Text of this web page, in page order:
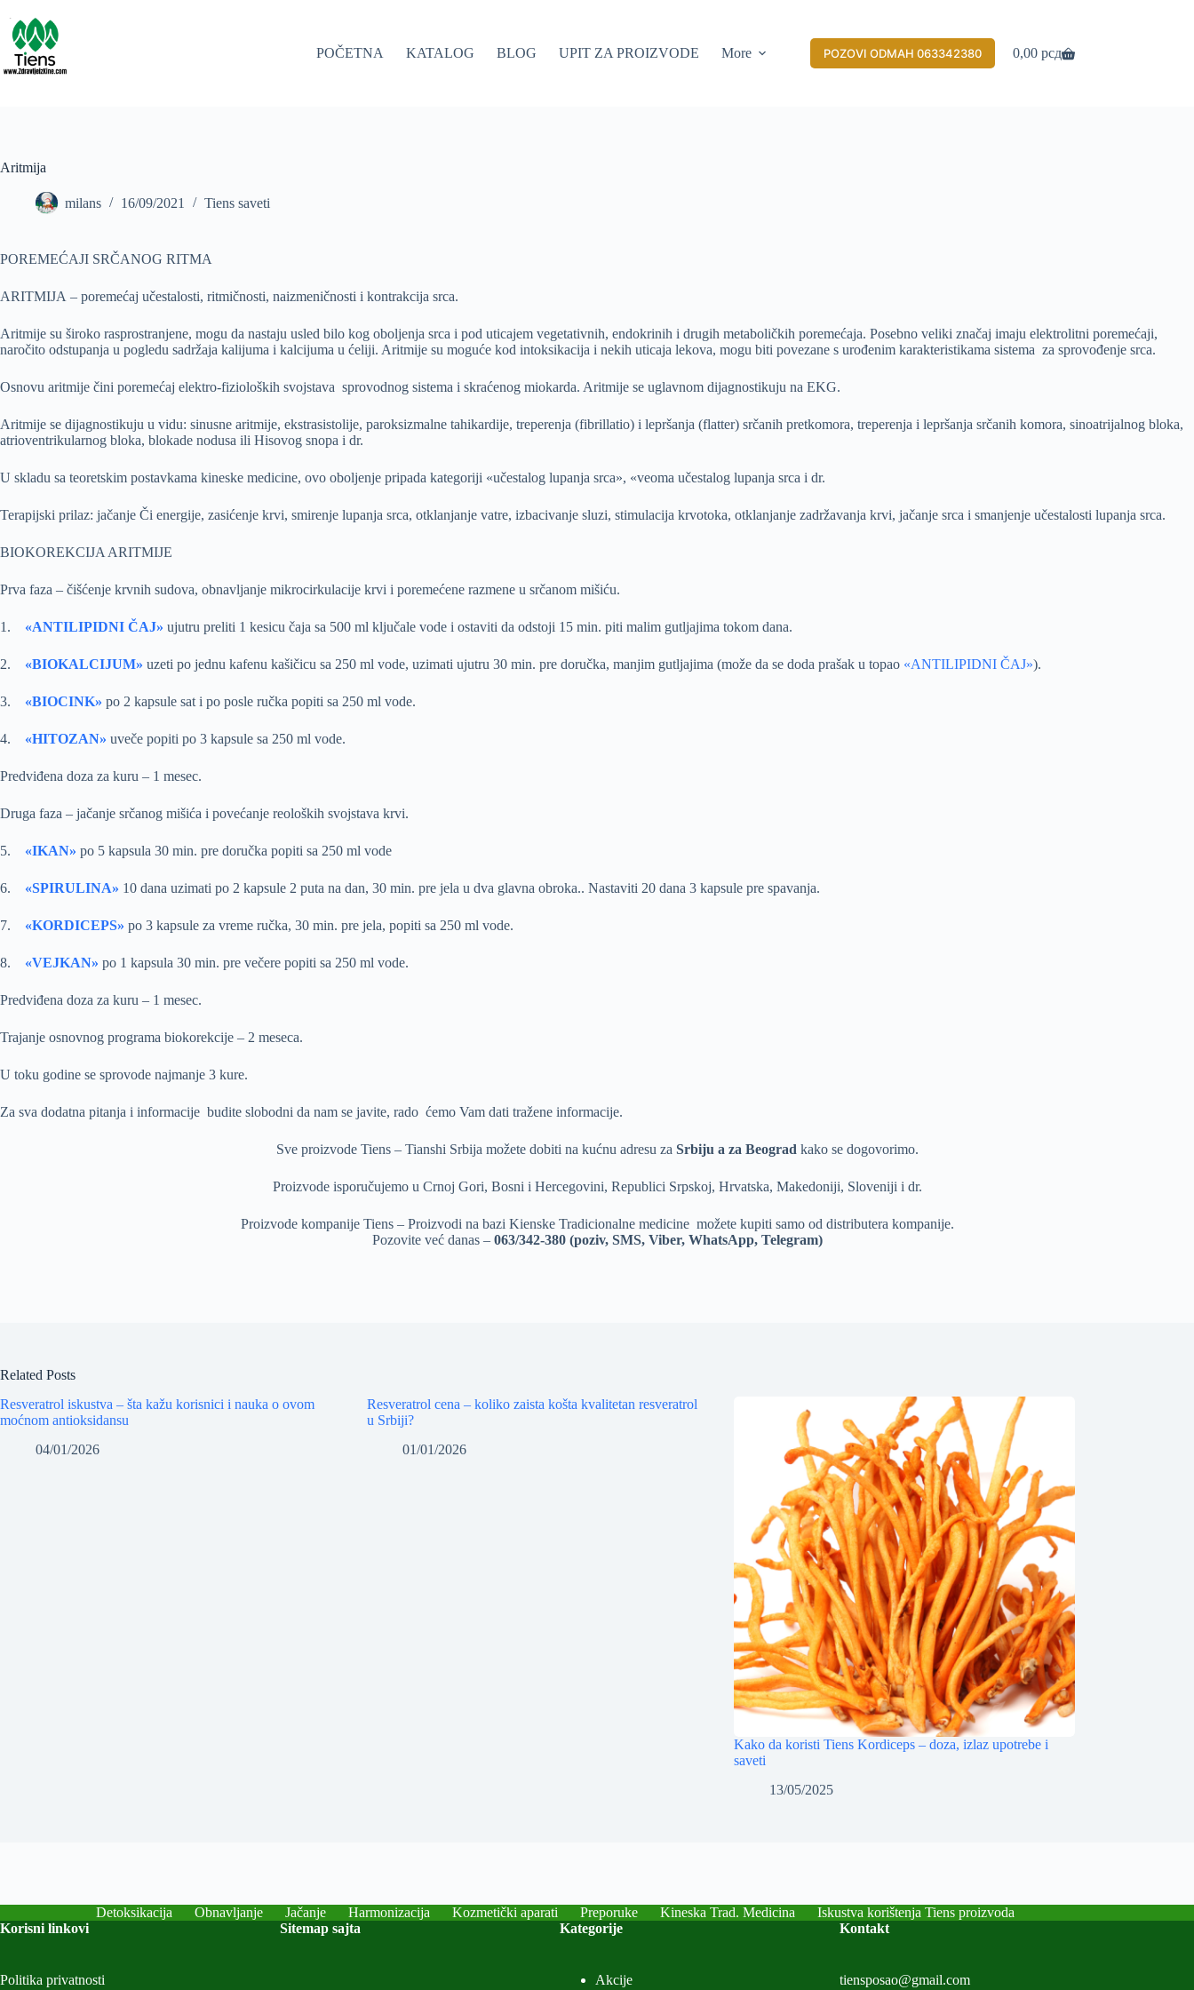
content
POČETNA
KATALOG BLOG UPIT ZA PROIZVODE More POZOVI ODMAH 063342380
Shopping
0,00 рсд
Aritmija
milans 16/09/2021 Tiens saveti
POREMEĆAJI SRČANOG RITMA
ARITMIJA – poremećaj učestalosti, ritmičnosti, naizmeničnosti i kontrakcija srca.
Aritmije su široko rasprostranjene, mogu da nastaju usled bilo kog oboljenja srca i pod uticajem vegetativnih, endokrinih i drugih metaboličkih poremećaja. Posebno veliki značaj imaju elektrolitni poremećaji,
naročito odstupanja u pogledu sadržaja kalijuma i kalcijuma u ćeliji. Aritmije su moguće kod intoksikacija i nekih uticaja lekova, mogu biti povezane s urođenim karakteristikama sistema za sprovođenje srca.
Osnovu aritmije čini poremećaj elektro-fizioloških svojstava sprovodnog sistema i skraćenog miokarda. Aritmije se uglavnom dijagnostikuju na EKG.
Aritmije se dijagnostikuju u vidu: sinusne aritmije, ekstrasistolije, paroksizmalne tahikardije, treperenja (fibrillatio) i lepršanja (flatter) srčanih pretkomora, treperenja i lepršanja srčanih komora, sinoatrijalnog bloka,
atrioventrikularnog bloka, blokade nodusa ili Hisovog snopa i dr.
U skladu sa teoretskim postavkama kineske medicine, ovo oboljenje pripada kategoriji «učestalog lupanja srca», «veoma učestalog lupanja srca i dr.
Terapijski prilaz: jačanje Či energije, zasićenje krvi, smirenje lupanja srca, otklanjanje vatre, izbacivanje sluzi, stimulacija krvotoka, otklanjanje zadržavanja krvi, jačanje srca i smanjenje učestalosti lupanja srca.
BIOKOREKCIJA ARITMIJE
Prva faza – čišćenje krvnih sudova, obnavljanje mikrocirkulacije krvi i poremećene razmene u srčanom mišiću.
1. «ANTILIPIDNI ČAJ» ujutru preliti 1 kesicu čaja sa 500 ml ključale vode i ostaviti da odstoji 15 min. piti malim gutljajima tokom dana.
2. «BIOKALCIJUM» uzeti po jednu kafenu kašičicu sa 250 ml vode, uzimati ujutru 30 min. pre doručka, manjim gutljajima (može da se doda prašak u topao «ANTILIPIDNI ČAJ»).
3. «BIOCINK» po 2 kapsule sat i po posle ručka popiti sa 250 ml vode.
4. «HITOZAN» uveče popiti po 3 kapsule sa 250 ml vode.
Predviđena doza za kuru – 1 mesec.
Druga faza – jačanje srčanog mišića i povećanje reoloških svojstava krvi.
5. «IKAN» po 5 kapsula 30 min. pre doručka popiti sa 250 ml vode
6. «SPIRULINA» 10 dana uzimati po 2 kapsule 2 puta na dan, 30 min. pre jela u dva glavna obroka.. Nastaviti 20 dana 3 kapsule pre spavanja.
7. «KORDICEPS» po 3 kapsule za vreme ručka, 30 min. pre jela, popiti sa 250 ml vode.
8. «VEJKAN» po 1 kapsula 30 min. pre večere popiti sa 250 ml vode.
Predviđena doza za kuru – 1 mesec.
Trajanje osnovnog programa biokorekcije – 2 meseca.
U toku godine se sprovode najmanje 3 kure.
Za sva dodatna pitanja i informacije budite slobodni da nam se javite, rado ćemo Vam dati tražene informacije.
Sve proizvode Tiens – Tianshi Srbija možete dobiti na kućnu adresu za Srbiju a za Beograd kako se dogovorimo.
Proizvode isporučujemo u Crnoj Gori, Bosni i Hercegovini, Republici Srpskoj, Hrvatska, Makedoniji, Sloveniji i dr.
Proizvode kompanije Tiens – Proizvodi na bazi Kienske Tradicionalne medicine možete kupiti samo od distributera kompanije.
Pozovite već danas –063/342-380 (poziv, SMS, Viber, WhatsApp, Telegram)
Related Posts
Resveratrol iskustva – šta kažu korisnici i nauka o ovom
moćnom antioksidansu
04/01/2026
Resveratrol cena – koliko zaista košta kvalitetan resveratrol
u Srbiji?
01/01/2026
Kako da koristi Tiens Kordiceps – doza, izlaz upotrebe i
saveti
13/05/2025
Detoksikacija Obnavljanje Jačanje Harmonizacija Kozmetički aparati Preporuke Kineska Trad. Medicina
Iskustva korištenja Tiens proizvoda
Korisni linkovi
Politika privatnosti
Sitemap sajta Kategorije
Akcije
Kontakt
tiensposao@gmail.com